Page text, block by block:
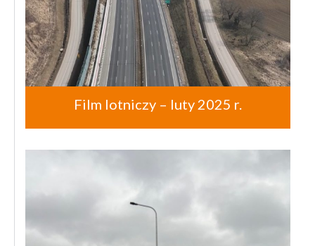
Film lotniczy – luty 2025 r.